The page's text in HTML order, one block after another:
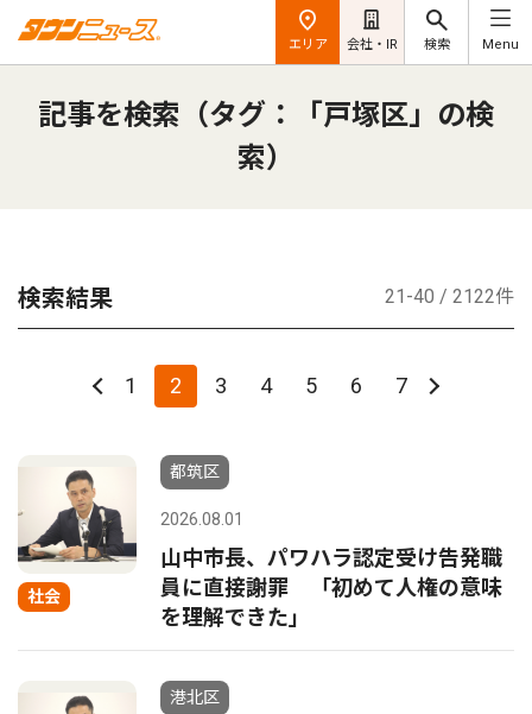
エリア 会社・IR 検索 Menu
記事を検索（タグ：「戸塚区」の検
索）
検索結果 21-40 / 2122件
1 2 3 4 5 6 7
社会
都筑区
2026.08.01
山中市長、パワハラ認定受け告発職
員に直接謝罪 「初めて人権の意味
を理解できた」
港北区